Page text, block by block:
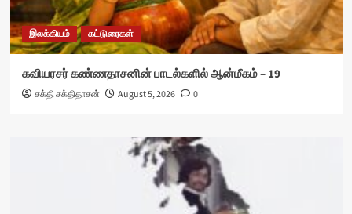
இலக்கியம் கட்டுரைகள்
கவியரசர் கண்ணதாசனின் பாடல்களில் ஆன்மீகம் – 19
சக்தி சக்திதாசன் August 5, 2026 0